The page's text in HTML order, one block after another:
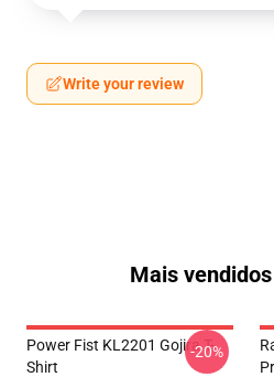
Write your review
Mais
Power Fist KL2201 Gojira T-
Shirt
-20%